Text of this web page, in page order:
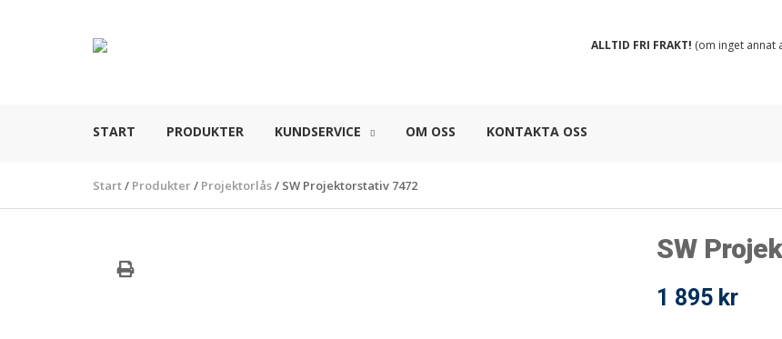
ALLTID FRI FRAKT! (om inget annat
START PRODUKTER KUNDSERVICE OM OSS KONTAKTA OSS
Start/ Produkter/ Projektorlås/ SW Projektorstativ 7472
SW
1 895 kr